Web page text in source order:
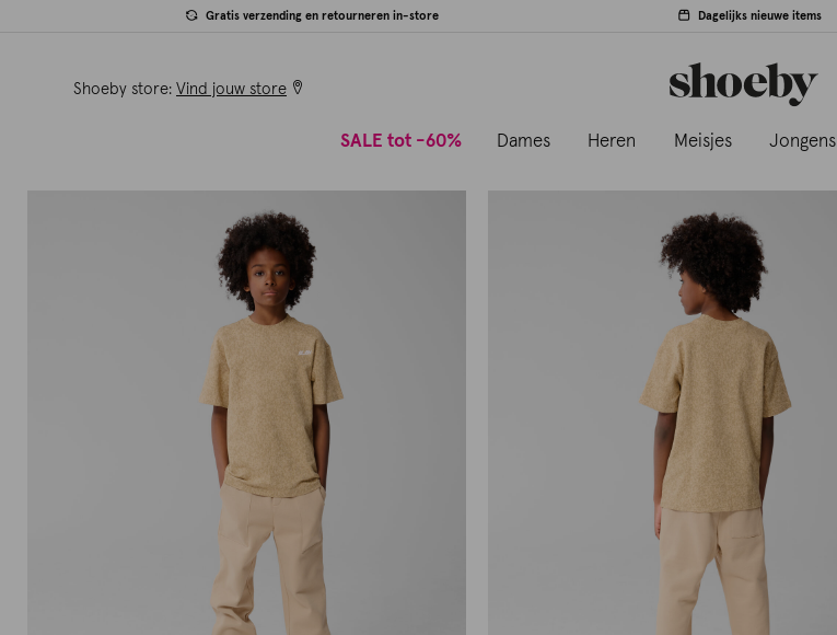
Gratis verzending en retourneren in-store Dagelijks nieuwe items
Shoeby store: Vind jouw store
SALE tot -60% Dames Heren Meisjes Jongens